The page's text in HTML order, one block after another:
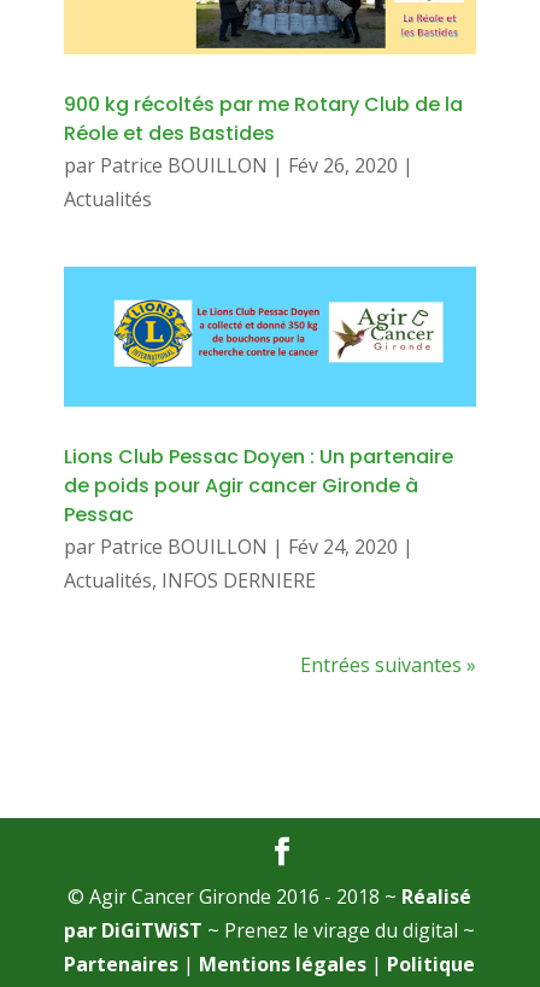
900 kg récoltés par me Rotary Club de la
Réole et des Bastides
par Patrice BOUILLON | Fév 26, 2020 |
Actualités
Lions Club Pessac Doyen : Un partenaire
de poids pour Agir cancer Gironde à
Pessac
par Patrice BOUILLON | Fév 24, 2020 |
Actualités, INFOS DERNIERE
Entrées suivantes »
© Agir Cancer Gironde 2016 - 2018 ~ Réalisé
par DiGiTWiST ~ Prenez le virage du digital ~
Partenaires | Mentions légales | Politique